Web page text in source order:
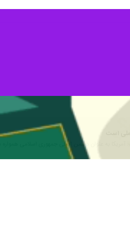
به عنوان دشمن اصلی جمهوری اسلامی همواره